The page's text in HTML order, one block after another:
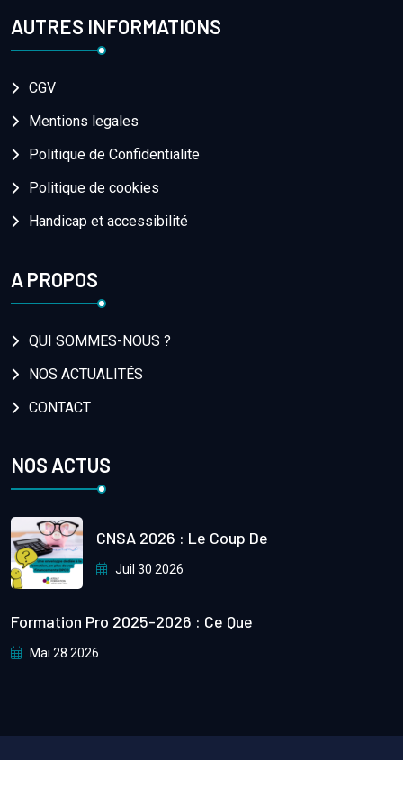
AUTRES INFORMATIONS
CGV
Mentions legales
Politique de Confidentialite
Politique de cookies
Handicap et accessibilité
A PROPOS
QUI SOMMES-NOUS ?
NOS ACTUALITÉS
CONTACT
NOS ACTUS
CNSA 2026 : Le Coup De
Juil 30 2026
Formation Pro 2025-2026 : Ce Que
Mai 28 2026